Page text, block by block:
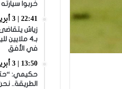
خربوا
22:41 | 3 أبريل، 2026
بـ4
في الأفق
13:50 | 3 أبريل، 2026
حكيمي:
الطريقة..